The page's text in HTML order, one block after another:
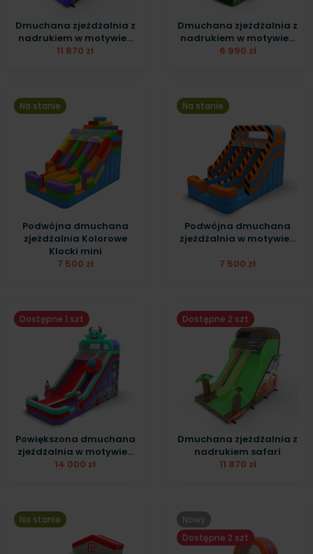
Dmuchana zjeżdżalnia z
nadrukiem w motywie...
11 870 zł
Dmuchana zjeżdżalnia z
nadrukiem w motywie...
6 990 zł
Na stanie
Podwójna dmuchana
zjeżdżalnia Kolorowe
Klocki mini
7 500 zł
Na stanie
Podwójna dmuchana
zjeżdżalnia w motywie...
7 500 zł
Dostępne 1 szt
Powiększona dmuchana
zjeżdżalnia w motywie...
14 000 zł
Dostępne 2 szt
Dmuchana zjeżdżalnia z
nadrukiem safari
11 870 zł
Na stanie
Nowy
Dostępne 2 szt